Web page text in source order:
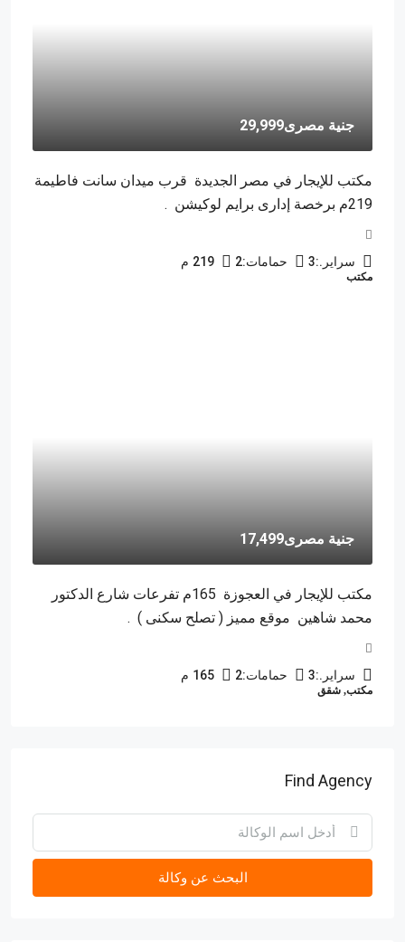
جنية مصرى29,999
مكتب للإيجار في مصر الجديدة قرب ميدان سانت فاطيمة
219م برخصة إدارى برايم لوكيشن .
سراير.:3 حمامات:2
219 م
مكتب
جنية مصرى17,499
مكتب للإيجار في العجوزة 165م تفرعات شارع الدكتور
محمد شاهين موقع مميز ( تصلح سكنى ) .
سراير.:3 حمامات:2
165 م
مكتب, شقق
Find Agency
البحث عن وكالة